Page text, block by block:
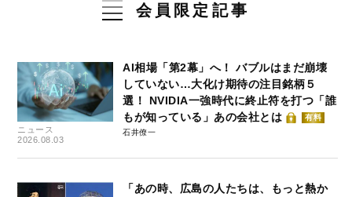
会員限定記事
ニュース
2026.08.03
AI相場「第2幕」へ！ バブルはまだ崩壊
していない…大化け期待の注目銘柄５
選！ NVIDIA一強時代に終止符を打つ「誰
もが知っている」あの会社とは
有料
石井僚一
「あの時、広島の人たちは、もっと熱か